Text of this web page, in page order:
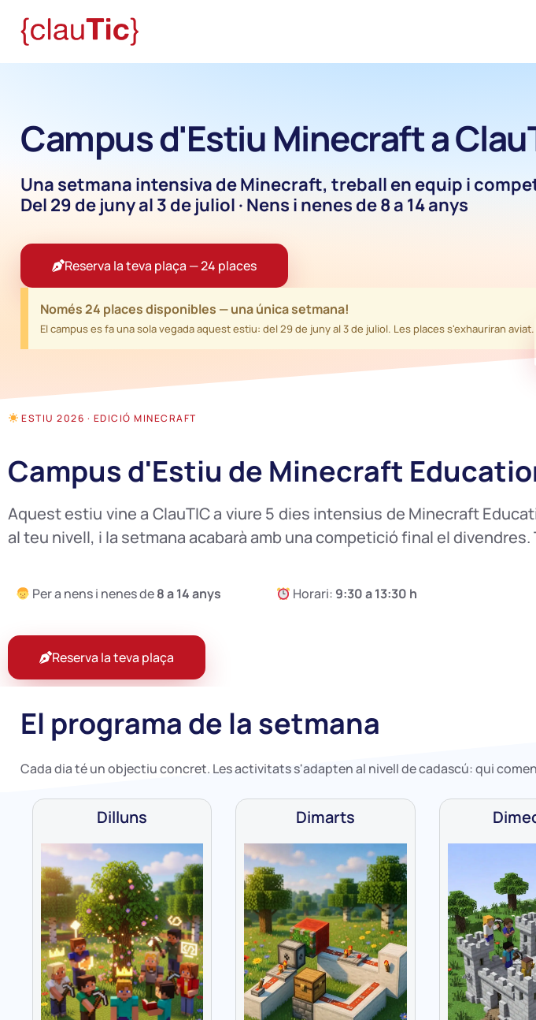
Campus d'Estiu Minecraft a
Una setmana intensiva de Minecraft, treball en equip i
Del 29 de juny al 3 de juliol · Nens i nenes de 8 a 14 anys
Reserva la teva plaça — 24 places
Només 24 places disponibles — una única setmana!
El campus es fa una sola vegada aquest estiu: del 29 de juny al 3 de juliol. Les places s'exhauriran aviat.
ESTIU 2026 · EDICIÓ MINECRAFT
Campus d'Estiu de Minecraft
Aquest estiu vine a ClauTIC a viure 5 dies intensius de Minecraft
al teu nivell, i la setmana acabarà amb una competició final el
Per a nens i nenes de8 a 14 anys Horari: 9:30 a 13:30 h
Reserva la teva plaça
El programa de la setmana
Cada dia té un objectiu concret. Les activitats s'adapten al nivell de cadascú: qui
Dilluns Dimarts